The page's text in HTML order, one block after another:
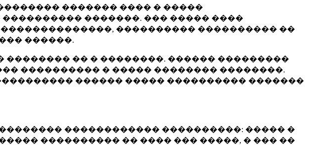
������� ���� � �����
�������. ��� ����� ����
���������� ���������� ��
������.
�� � ��������. ������ ���������
���������� � ����� �������� ��������.
������ ����� ���������� �������
������������ ����������: ����� �
���������� �� ���� ��� �����, � ��� ��